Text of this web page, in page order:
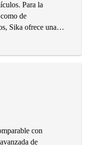
Para la
de
Sika ofrece una
con
de